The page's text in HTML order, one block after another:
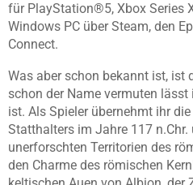
für PlayStation®5, Xbox Series
Windows PC über Steam, den
Connect.
Was aber schon bekannt ist, ist
schon der Name vermuten
ist. Als Spieler übernehmt ihr
Statthalters im Jahre 117 n.Chr.
unerforschten Territorien des
den Charme des römischen